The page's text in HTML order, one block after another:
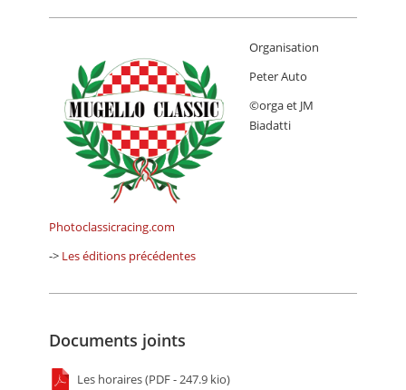
Organisation
Peter Auto
©orga et JM
Biadatti
Photoclassicracing.com
-> Les éditions précédentes
Documents joints
Les horaires (PDF - 247.9 kio)